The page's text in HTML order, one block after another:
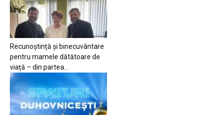
Recunoștință și binecuvântare
pentru mamele dătătoare de
viață – din partea...